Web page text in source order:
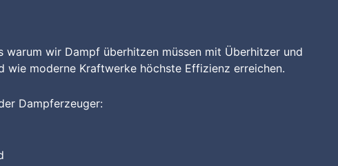
wir Dampf überhitzen müssen mit Überhitzer und
wie moderne Kraftwerke höchste Effizienz erreichen.
Dampferzeuger: